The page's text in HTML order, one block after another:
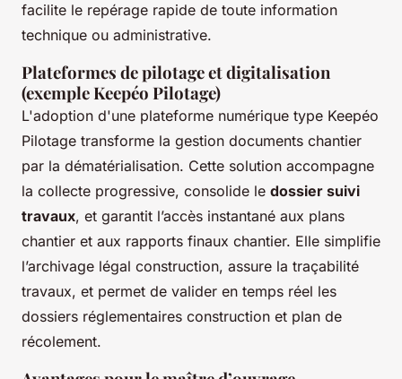
facilite le repérage rapide de toute information
technique ou administrative.
Plateformes de pilotage et digitalisation
(exemple Keepéo Pilotage)
L'adoption d'une plateforme numérique type Keepéo
Pilotage transforme la gestion documents chantier
par la dématérialisation. Cette solution accompagne
la collecte progressive, consolide le dossier suivi
travaux, et garantit l’accès instantané aux plans
chantier et aux rapports finaux chantier. Elle simplifie
l’archivage légal construction, assure la traçabilité
travaux, et permet de valider en temps réel les
dossiers réglementaires construction et plan de
récolement.